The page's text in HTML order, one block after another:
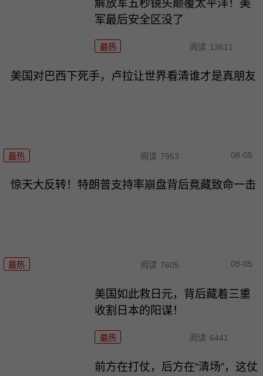
解放军五秒镜头颠覆太平洋！美
军最后安全区没了
最热 阅读 13611
美国对巴西下死手，卢拉让世界看清谁才是真朋友
最热 阅读 7953 08-05
惊天大反转！特朗普支持率崩盘背后竟藏致命一击
最热 阅读 7605 08-05
美国如此救日元，背后藏着三重
收割日本的阳谋！
最热 阅读 6441
前方在打仗，后方在“清场”，这仗